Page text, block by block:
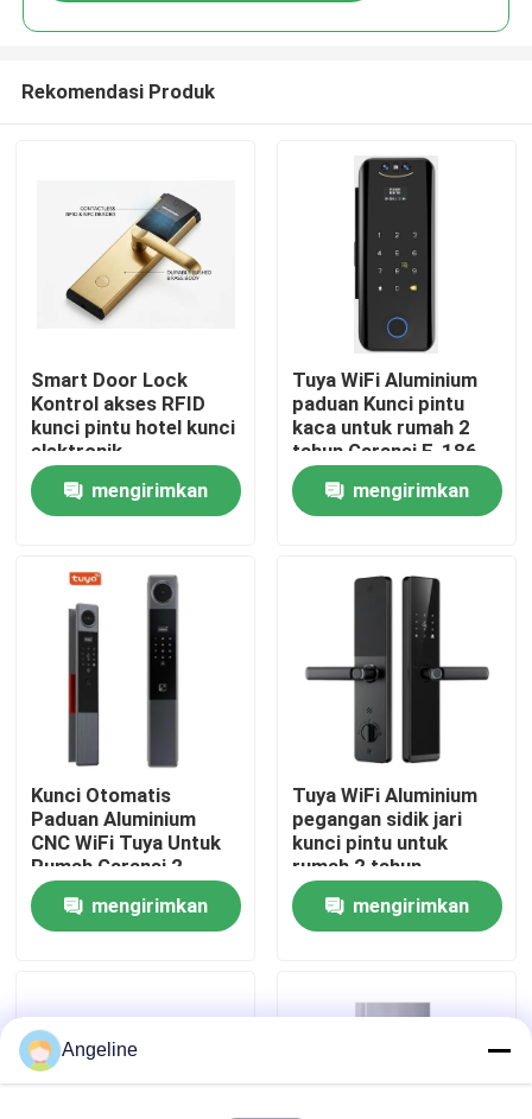
Rumah
Produk
Video
Tentang kami
Kontrol kualitas
Berita
Permintaan Penawaran
Rekomendasi Produk
Smart Door Lock
Kontrol akses RFID
kunci pintu hotel kunci
elektronik
mengirimkan
Tuya WiFi Aluminium
paduan Kunci pintu
kaca untuk rumah 2
tahun Garansi,E-186-
3D
mengirimkan
Kunci Otomatis
Paduan Aluminium
CNC WiFi Tuya Untuk
Rumah Garansi 2
Tahun, E-739
mengirimkan
Tuya WiFi Aluminium
pegangan sidik jari
kunci pintu untuk
rumah 2 tahun
garansi,E-599
mengirimkan
Angeline